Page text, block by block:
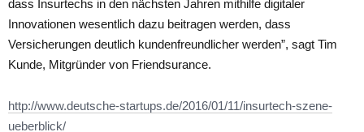
dass Insurtechs in den nächsten Jahren mithilfe digitaler
Innovationen wesentlich dazu beitragen werden, dass
Versicherungen deutlich kundenfreundlicher werden”, sagt Tim
Kunde, Mitgründer von Friendsurance.
http://www.deutsche-startups.de/2016/01/11/insurtech-szene-
ueberblick/